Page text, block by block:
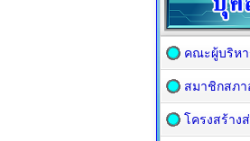
คณะผู้บริหา
สมาชิกสภา
โครงสร้าง